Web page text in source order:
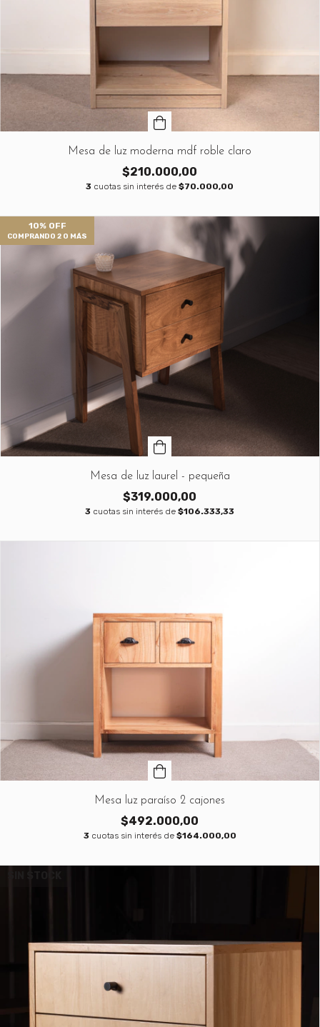
Mesa de luz moderna mdf roble claro
$210.000,00
3 cuotas sin interés de $70.000,00
10% OFF
COMPRANDO 2 O MÁS
Mesa de luz laurel - pequeña
$319.000,00
3 cuotas sin interés de $106.333,33
Mesa luz paraíso 2 cajones
$492.000,00
3 cuotas sin interés de $164.000,00